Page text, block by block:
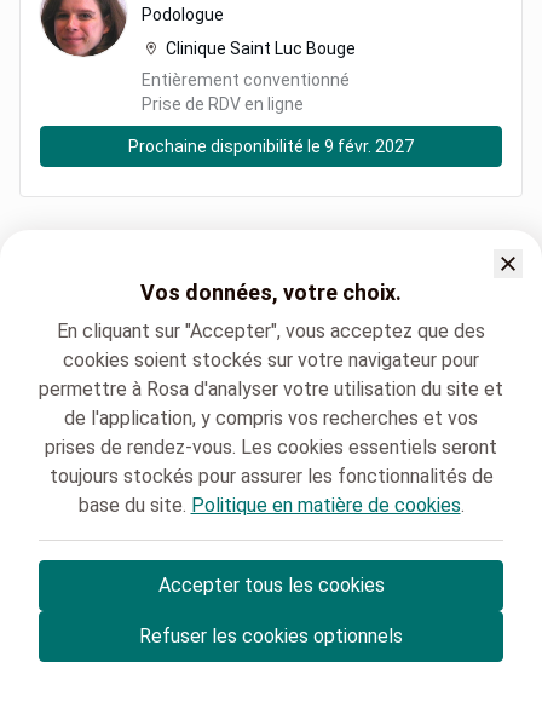
Podologue
Clinique Saint Luc Bouge
Entièrement conventionné
Prise de RDV en ligne
Prochaine disponibilité le 9 févr. 2027
Sites hospitaliers
Podologie Clinique Saint Luc Bouge
Clinique Saint-Luc Bouge
- Vos rendez-vous médicaux en Belgique 🇧🇪
Vos données, votre choix.
En cliquant sur "Accepter", vous acceptez que des
cookies soient stockés sur votre navigateur pour
permettre à Rosa d'analyser votre utilisation du site et
de l'application, y compris vos recherches et vos
prises de rendez-vous. Les cookies essentiels seront
toujours stockés pour assurer les fonctionnalités de
base du site. Politique en matière de cookies.
Accepter tous les cookies
Refuser les cookies optionnels